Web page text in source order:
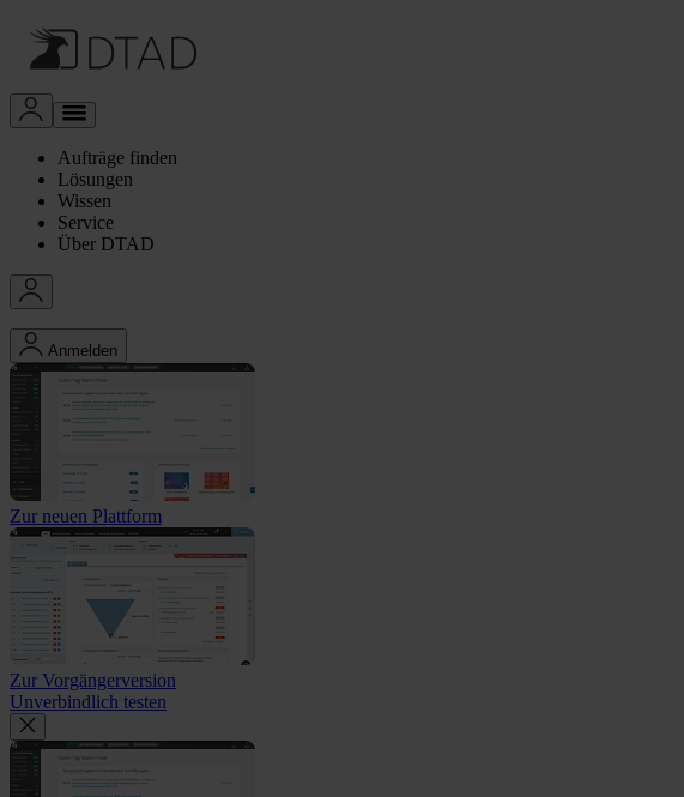
Aufträge finden
Lösungen
Wissen
Service
Über DTAD
Anmelden
Zur neuen Plattform
Zur Vorgängerversion
Unverbindlich testen